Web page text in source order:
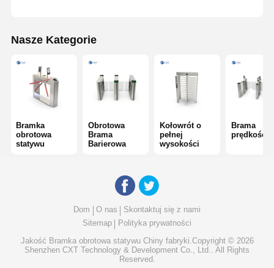
Kołowrót z opuszczanym ramieniem
Części bramki skrętowej
Maszyna rozpoznawcza twarzy
Kontrola dostępu do bramy dla pieszych
Skaner kodu QR
Sprzęt do sprzedaży biletów
Składniki zwrotników
Nasze Kategorie
Bramka
obrotowa
statywu
Obrotowa
Brama
Barierowa
Kołowrót o
pełnej
wysokości
Brama
prędkości
Dom O nas
Skontaktuj się z nami
Sitemap
Polityka prywatności
Jakość Bramka obrotowa statywuChiny fabryki.Copyright © 2026
Shenzhen CXT Technology & Development Co., Ltd.. All Rights
Reserved.